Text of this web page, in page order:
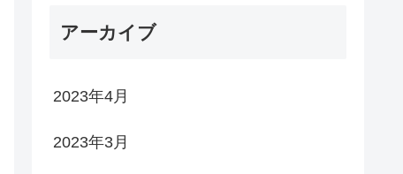
アーカイブ
2023年4月
2023年3月